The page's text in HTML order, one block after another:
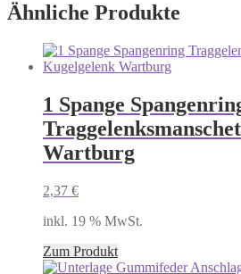
Ähnliche Produkte
1 Spange
Wartburg
2,37 €
inkl. 19 % MwSt.
Zum Produkt